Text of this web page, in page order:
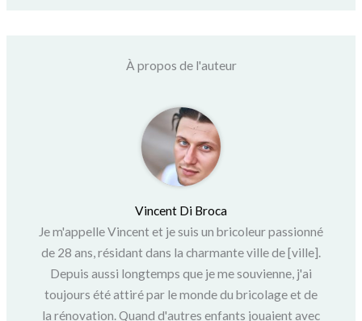
À propos de l'auteur
Vincent Di Broca
Je m'appelle Vincent et je suis un bricoleur passionné
de 28 ans, résidant dans la charmante ville de [ville].
Depuis aussi longtemps que je me souvienne, j'ai
toujours été attiré par le monde du bricolage et de
la rénovation. Quand d'autres enfants jouaient avec